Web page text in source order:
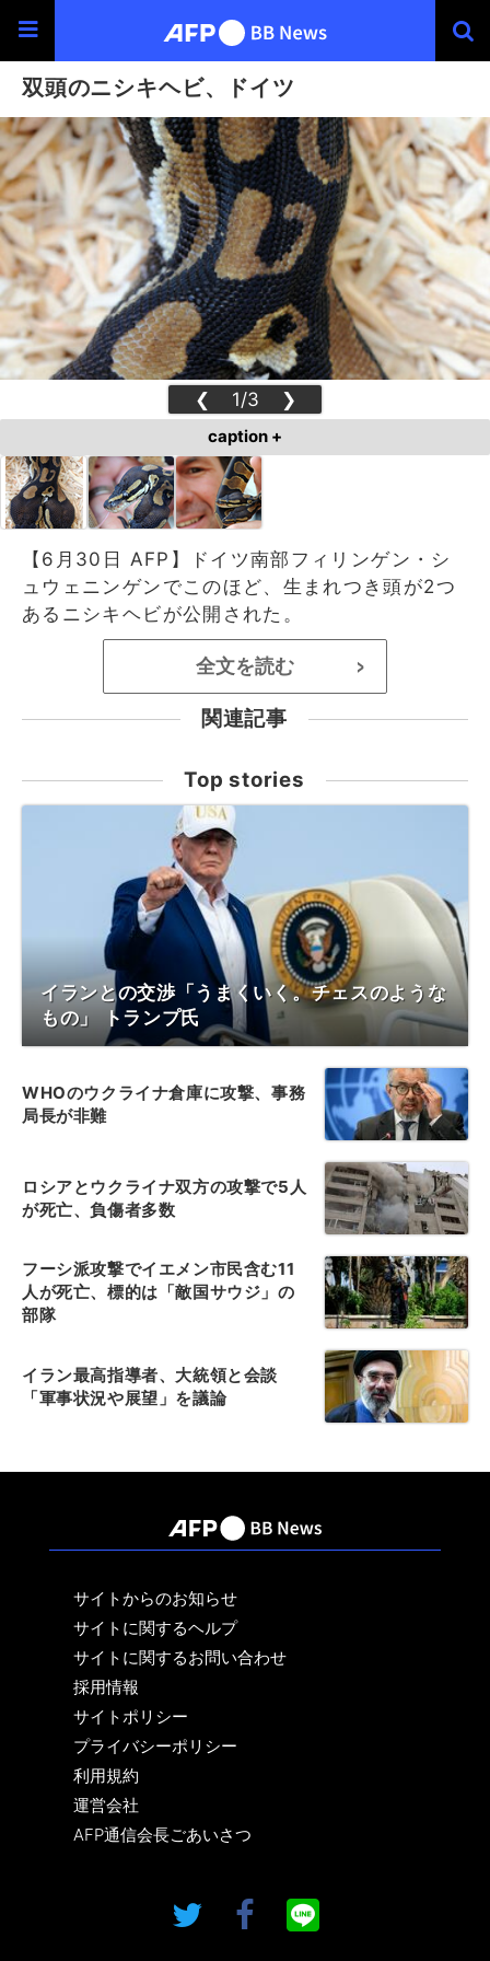
双頭のニシキヘビ、ドイツ
❮ 1/3 ❯
caption +
【6月30日 AFP】ドイツ南部フィリンゲン・シ
ュウェニンゲンでこのほど、生まれつき頭が2つ
あるニシキヘビが公開された。
全文を読む >
関連記事
Top stories
イランとの交渉「うまくいく。チェスのような
もの」 トランプ氏
WHOのウクライナ倉庫に攻撃、事務
局長が非難
ロシアとウクライナ双方の攻撃で5人
が死亡、負傷者多数
フーシ派攻撃でイエメン市民含む11
人が死亡、標的は「敵国サウジ」の
部隊
イラン最高指導者、大統領と会談
「軍事状況や展望」を議論
サイトからのお知らせ
サイトに関するヘルプ
サイトに関するお問い合わせ
採用情報
サイトポリシー
プライバシーポリシー
利用規約
運営会社
AFP通信会長ごあいさつ